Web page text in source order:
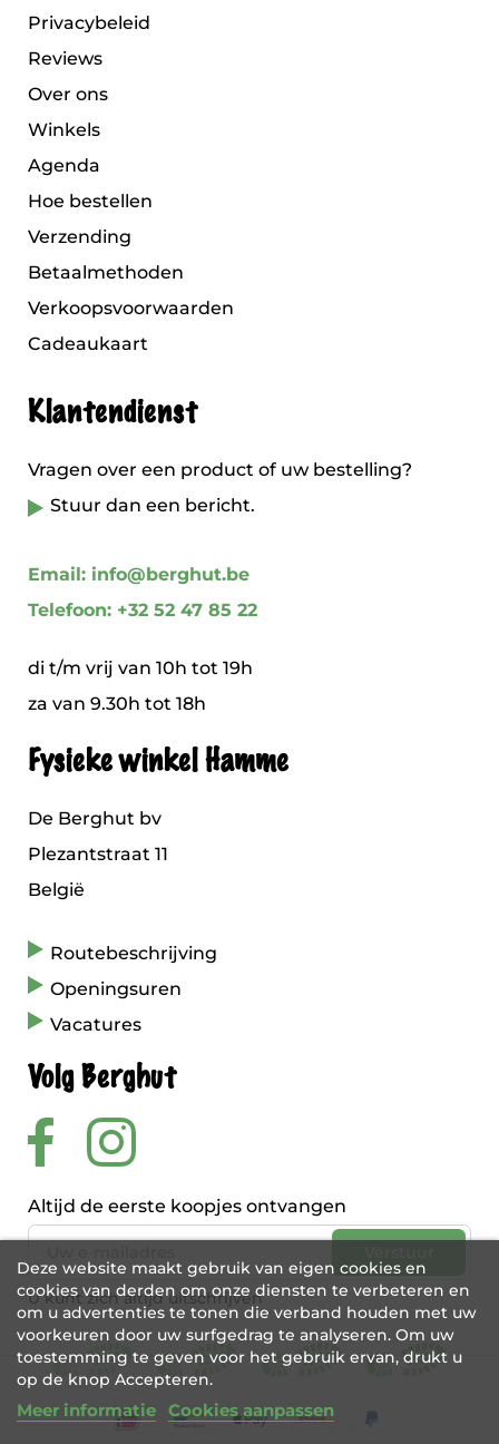
Privacybeleid
Reviews
Over ons
Winkels
Agenda
Hoe bestellen
Verzending
Betaalmethoden
Verkoopsvoorwaarden
Cadeaukaart
Klantendienst
Vragen over een product of uw bestelling?
Stuur dan een bericht.
Email: info@berghut.be
Telefoon: +32 52 47 85 22
di t/m vrij van 10h tot 19h
za van 9.30h tot 18h
Fysieke winkel Hamme
De Berghut bv
Plezantstraat 11
België
Routebeschrijving
Openingsuren
Vacatures
Volg Berghut
Altijd de eerste koopjes ontvangen
U kunt zich altijd uitschrijven
Deze website maakt gebruik van eigen cookies en
cookies van derden om onze diensten te verbeteren en
om u advertenties te tonen die verband houden met uw
voorkeuren door uw surfgedrag te analyseren. Om uw
toestemming te geven voor het gebruik ervan, drukt u
op de knop Accepteren.
Meer informatie Cookies aanpassen